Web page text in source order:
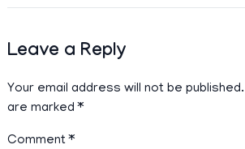
Leave a Reply
Your email address will not be published.
are marked*
Comment*